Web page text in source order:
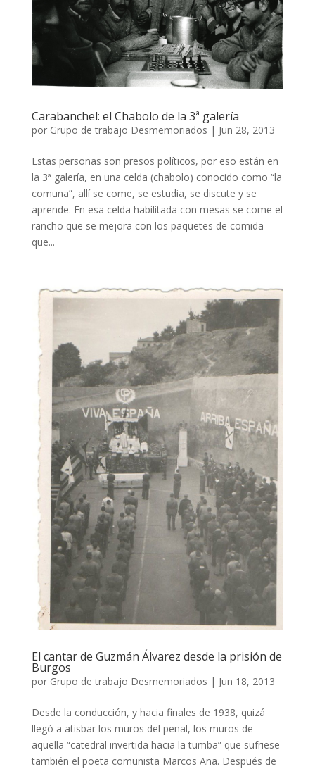
Carabanchel: el Chabolo de la 3ª galería
por Grupo de trabajo Desmemoriados | Jun 28, 2013
Estas personas son presos políticos, por eso están en
la 3ª galería, en una celda (chabolo) conocido como “la
comuna”, allí se come, se estudia, se discute y se
aprende. En esa celda habilitada con mesas se come el
rancho que se mejora con los paquetes de comida
que...
El cantar de Guzmán Álvarez desde la prisión de
Burgos
por Grupo de trabajo Desmemoriados | Jun 18, 2013
Desde la conducción, y hacia finales de 1938, quizá
llegó a atisbar los muros del penal, los muros de
aquella “catedral invertida hacia la tumba” que sufriese
también el poeta comunista Marcos Ana. Después de